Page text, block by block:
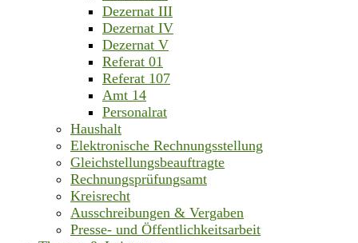
Dezernat III
Dezernat IV
Dezernat V
Referat 01
Referat 107
Amt 14
Personalrat
Haushalt
Elektronische Rechnungsstellung
Gleichstellungsbeauftragte
Rechnungsprüfungsamt
Kreisrecht
Ausschreibungen & Vergaben
Presse- und Öffentlichkeitsarbeit